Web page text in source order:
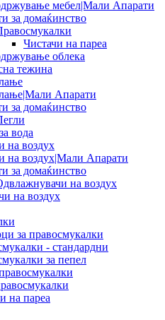
мебел|Мали Апарати
за домаќинство
Чистачи на пареа
облека
тежина
Апарати
за домаќинство
вода
на воздух
на воздух|Мали Апарати
за домаќинство
на воздух
на воздух
за правосмукалки
- стандардни
за пепел
на пареа